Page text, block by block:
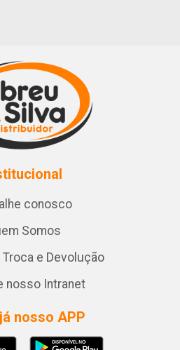
conosco
Somos
e Devolução
nosso Intranet
nosso APP